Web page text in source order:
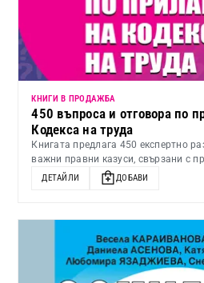
КНИГИ В ПРОДАЖБА
450 въпроса и отговора по
Кодекса на труда
Книгата предлага 450 експертно
важни правни казуси, свързани с
ДЕТАЙЛИ ДОБАВИ